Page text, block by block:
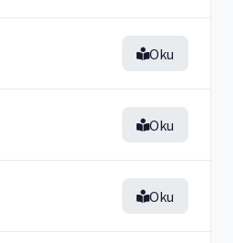
Oku
Oku
Oku